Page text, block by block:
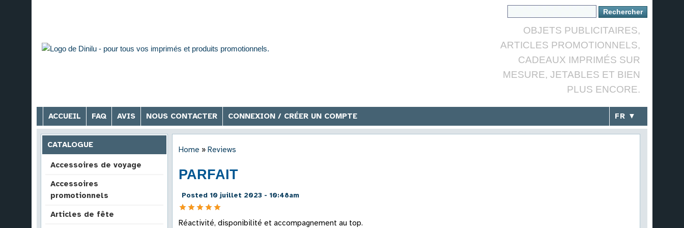
OBJETS PUBLICITAIRES,
ARTICLES PROMOTIONNELS,
CADEAUX IMPRIMÉS SUR
MESURE, JETABLES ET BIEN
PLUS ENCORE.
ACCUEIL FAQ AVIS NOUS CONTACTER CONNEXION / CRÉER UN COMPTE FR ▼
CATALOGUE
Accessoires de voyage
Accessoires
promotionnels
Articles de fête
Home » Reviews
PARFAIT
Posted 10 juillet 2023 - 10:48am
Réactivité, disponibilité et accompagnement au top.